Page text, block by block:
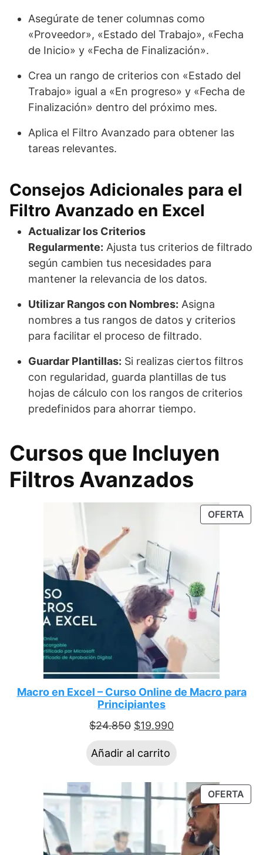
Asegúrate de tener columnas como
«Proveedor», «Estado del Trabajo», «Fecha
de Inicio» y «Fecha de Finalización».
Crea un rango de criterios con «Estado del
Trabajo» igual a «En progreso» y «Fecha de
Finalización» dentro del próximo mes.
Aplica el Filtro Avanzado para obtener las
tareas relevantes.
Consejos Adicionales para el
Filtro Avanzado en Excel
Actualizar los Criterios
Regularmente: Ajusta tus criterios de filtrado
según cambien tus necesidades para
mantener la relevancia de los datos.
Utilizar Rangos con Nombres: Asigna
nombres a tus rangos de datos y criterios
para facilitar el proceso de filtrado.
Guardar Plantillas: Si realizas ciertos filtros
con regularidad, guarda plantillas de tus
hojas de cálculo con los rangos de criterios
predefinidos para ahorrar tiempo.
Cursos que Incluyen
Filtros Avanzados
OFERTA
Macro en Excel – Curso Online de Macro para
Principiantes
$24.850 $19.990
Añadir al carrito
OFERTA